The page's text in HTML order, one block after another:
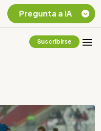
Suscribirse
Pregunta a IA
Amazonia Ecuatoriana
¿En que consiste la
tasa minera que rige en